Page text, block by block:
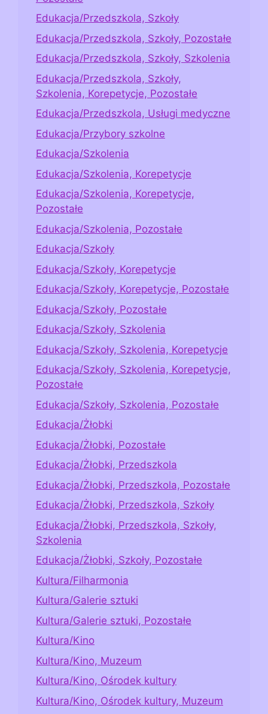
Edukacja/Przedszkola, Szkoły
Edukacja/Przedszkola, Szkoły, Pozostałe
Edukacja/Przedszkola, Szkoły, Szkolenia
Edukacja/Przedszkola, Szkoły,
Szkolenia, Korepetycje, Pozostałe
Edukacja/Przedszkola, Usługi medyczne
Edukacja/Przybory szkolne
Edukacja/Szkolenia
Edukacja/Szkolenia, Korepetycje
Edukacja/Szkolenia, Korepetycje,
Pozostałe
Edukacja/Szkolenia, Pozostałe
Edukacja/Szkoły
Edukacja/Szkoły, Korepetycje
Edukacja/Szkoły, Korepetycje, Pozostałe
Edukacja/Szkoły, Pozostałe
Edukacja/Szkoły, Szkolenia
Edukacja/Szkoły, Szkolenia, Korepetycje
Edukacja/Szkoły, Szkolenia, Korepetycje,
Pozostałe
Edukacja/Szkoły, Szkolenia, Pozostałe
Edukacja/Żłobki
Edukacja/Żłobki, Pozostałe
Edukacja/Żłobki, Przedszkola
Edukacja/Żłobki, Przedszkola, Pozostałe
Edukacja/Żłobki, Przedszkola, Szkoły
Edukacja/Żłobki, Przedszkola, Szkoły,
Szkolenia
Edukacja/Żłobki, Szkoły, Pozostałe
Kultura/Filharmonia
Kultura/Galerie sztuki
Kultura/Galerie sztuki, Pozostałe
Kultura/Kino
Kultura/Kino, Muzeum
Kultura/Kino, Ośrodek kultury
Kultura/Kino, Ośrodek kultury, Muzeum